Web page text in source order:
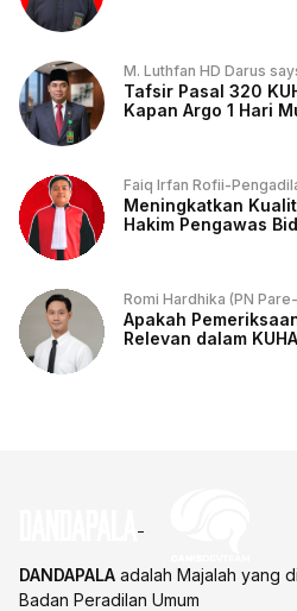
M. Luthfan HD Darus
Tafsir Pasal 320
Kapan Argo 1 Hari
Faiq Irfan Rofii-
Meningkatkan
Hakim Pengawas
Romi Hardhika (PN
Apakah
Relevan dalam
DANDAPALA adalah Majalah yang
Badan Peradilan Umum